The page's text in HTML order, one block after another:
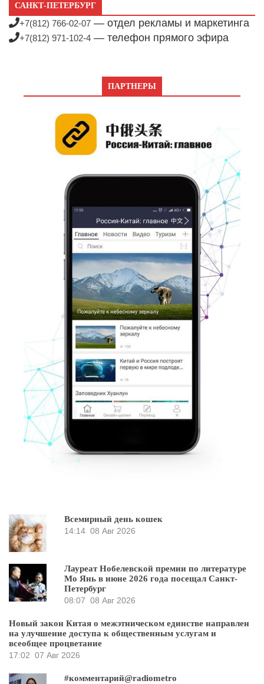
САНКТ-ПЕТЕРБУРГ
+7(812) 766-02-07 — отдел рекламы и маркетинга
+7(812) 971-102-4 — телефон прямого эфира
ПАРТНЕРЫ
Всемирный день кошек
14:14 08 Авг 2026
Лауреат Нобелевской премии по литературе
Мо Янь в июне 2026 года посещал Санкт-
Петербург
08:07 08 Авг 2026
Новый закон Китая о межэтническом единстве направлен
на улучшение доступа к общественным услугам и
всеобщее процветание
17:02 07 Авг 2026
#комментарий@radiometro